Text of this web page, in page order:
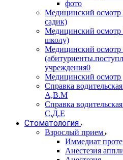
фото
Медицинский осмотр
садик)
Медицинский осмотр
школу)
Медицинский
учреждения0
Медицинский осмотр
Справка
А,В.М
Справка
С,Д,Е
Стоматология
Взрослый прием
Иммедиат
Анестезия